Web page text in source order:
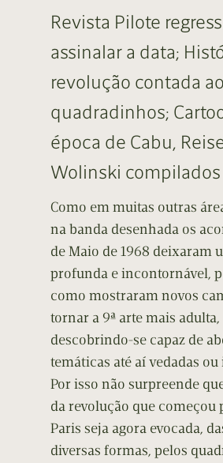
Revista Pilote
assinalar a data;
revolução contada
quadradinhos;
época de Cabu,
Wolinski
Como em muitas outras
na banda desenhada os
de Maio de 1968 deixaram
profunda e incontornável,
como mostraram novos
tornar a 9ª arte mais adulta,
descobrindo-se capaz de
temáticas até aí vedadas ou
Por isso não surpreende
da revolução que começou
Paris seja agora evocada,
diversas formas, pelos